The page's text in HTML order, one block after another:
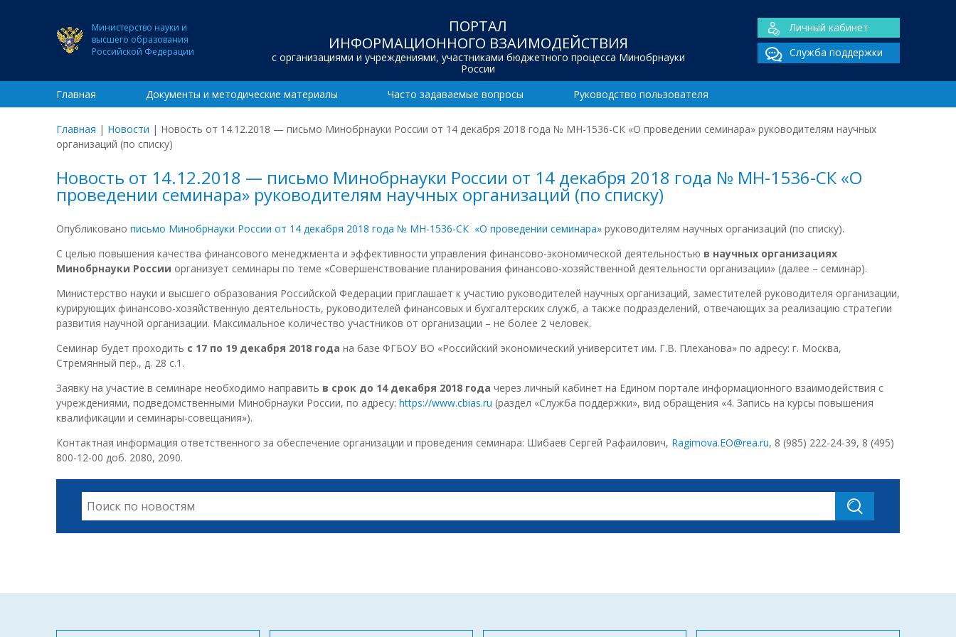
Министерство науки и
высшего образования
Российской Федерации
ПОРТАЛ
ИНФОРМАЦИОННОГО ВЗАИМОДЕЙСТВИЯ
с организациями и учреждениями, участниками бюджетного процесса Минобрнауки
России
Личный кабинет
Служба поддержки
Главная Документы и методические материалы Часто задаваемые вопросы Руководство пользователя
Главная | Новости | Новость от 14.12.2018 — письмо Минобрнауки России от 14 декабря 2018 года № МН-1536-СК «О проведении семинара» руководителям научных
организаций (по списку)
Новость от 14.12.2018 — письмо Минобрнауки России от 14 декабря 2018 года № МН-1536-СК «О
проведении семинара» руководителям научных организаций (по списку)
Опубликовано письмо Минобрнауки России от 14 декабря 2018 года № МН-1536-СК «О проведении семинара» руководителям научных организаций (по списку).
С целью повышения качества финансового менеджмента и эффективности управления финансово-экономической деятельностью в научных организациях
Минобрнауки России организует семинары по теме «Совершенствование планирования финансово-хозяйственной деятельности организации» (далее – семинар).
Министерство науки и высшего образования Российской Федерации приглашает к участию руководителей научных организаций, заместителей руководителя организации,
курирующих финансово-хозяйственную деятельность, руководителей финансовых и бухгалтерских служб, а также подразделений, отвечающих за реализацию стратегии
развития научной организации. Максимальное количество участников от организации – не более 2 человек.
Семинар будет проходить с 17 по 19 декабря 2018 года на базе ФГБОУ ВО «Российский экономический университет им. Г.В. Плеханова» по адресу: г. Москва,
Стремянный пер., д. 28 с.1.
Заявку на участие в семинаре необходимо направить в срок до 14 декабря 2018 года через личный кабинет на Едином портале информационного взаимодействия с
учреждениями, подведомственными Минобрнауки России, по адресу: https://www.cbias.ru (раздел «Служба поддержки», вид обращения «4. Запись на курсы повышения
квалификации и семинары-совещания»).
Контактная информация ответственного за обеспечение организации и проведения семинара: Шибаев Сергей Рафаилович, Ragimova.EO@rea.ru, 8 (985) 222-24-39, 8 (495)
800-12-00 доб. 2080, 2090.